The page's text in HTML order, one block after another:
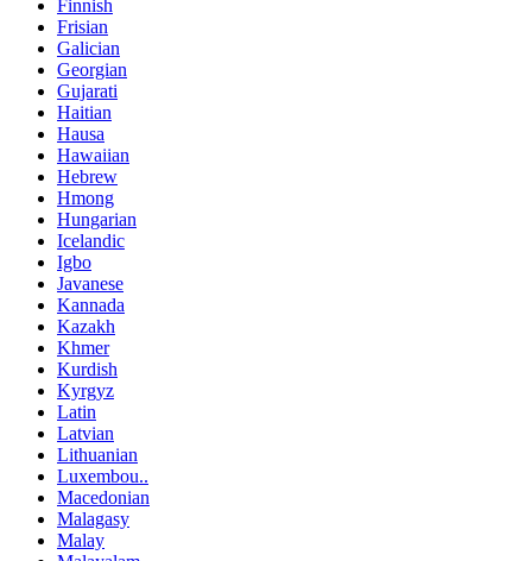
Finnish
Frisian
Galician
Georgian
Gujarati
Haitian
Hausa
Hawaiian
Hebrew
Hmong
Hungarian
Icelandic
Igbo
Javanese
Kannada
Kazakh
Khmer
Kurdish
Kyrgyz
Latin
Latvian
Lithuanian
Luxembou..
Macedonian
Malagasy
Malay